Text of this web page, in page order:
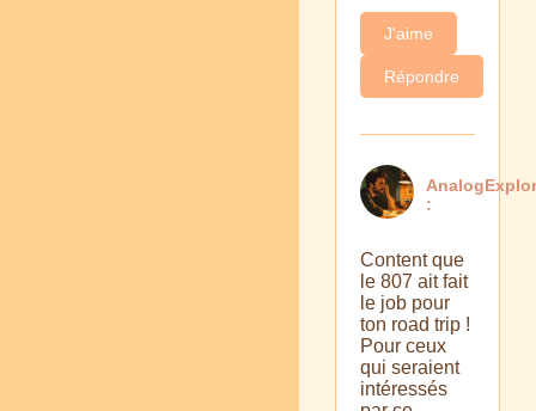
J'aime
Répondre
:
Content que
le 807 ait fait
le job pour
ton road trip !
Pour ceux
qui seraient
intéressés